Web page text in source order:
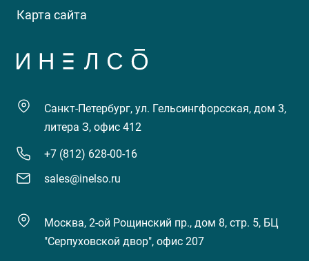
Карта сайта
Санкт-Петербург, ул. Гельсингфорсская, дом 3,
литера З, офис 412
+7 (812) 628-00-16
sales@inelso.ru
Москва, 2-ой Рощинский пр., дом 8, стр. 5, БЦ
"Серпуховской двор", офис 207